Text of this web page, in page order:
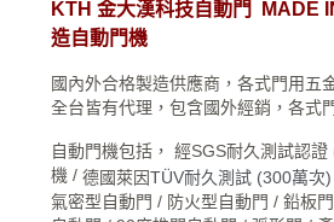
KTH 金大漢科技自動門 MADE
造自動門機
國內外合格製造供應商，各式門用五
全台皆有代理，包含國外經銷，各式
自動門機包括， 經SGS耐久測試認
機 /德國萊因TÜV耐久測試 (300萬次
氣密型自動門 / 防火型自動門 / 鉛板